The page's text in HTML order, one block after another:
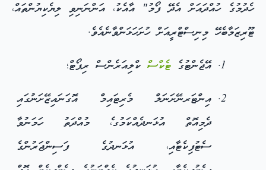
ހެދުމުގެ ހުއްދައަށް އެދޭ ފޯމު" އާއެކު، އަންނަނިވި ލިޔެކިޔުންތައް،
ޓޫރިޒަމާބެހޭ މިނިސްޓްރީއަށް ހުށަހަޅަންވާނެއެވެ.
އޭޖެންޓުގެ ޓެކްސް ކްލިއަރެންސް ރިޕޯޓް؛
އިންޓަރނޭށަނަލް މެރިޓައިމް އޮގަނައިޒޭށަނުގައި
ދެމިއޮތް އުޅަނދެއްކަމުގ،ެ މުއްދަތު ހަމަނުވާ
ސެޓުފިކެޓާއި، އުޅަނދުގެ ފަސިންޖަރުންގެ